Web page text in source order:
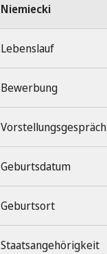
Niemiecki
Lebenslauf
Bewerbung
Vorstellungsgespräch
Geburtsdatum
Geburtsort
Staatsangehörigkeit